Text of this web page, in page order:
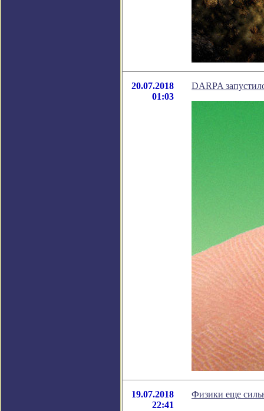
20.07.2018
01:03
DARPA
19.07.2018
22:41
Физики еще